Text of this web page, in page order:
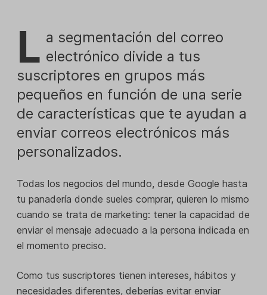
L a segmentación del correo
electrónico divide a tus
suscriptores en grupos más
pequeños en función de una serie
de características que te ayudan a
enviar correos electrónicos más
personalizados.
Todas los negocios del mundo, desde Google hasta
tu panadería donde sueles comprar, quieren lo mismo
cuando se trata de marketing: tener la capacidad de
enviar el mensaje adecuado a la persona indicada en
el momento preciso.
Como tus suscriptores tienen intereses, hábitos y
necesidades diferentes, deberías evitar enviar